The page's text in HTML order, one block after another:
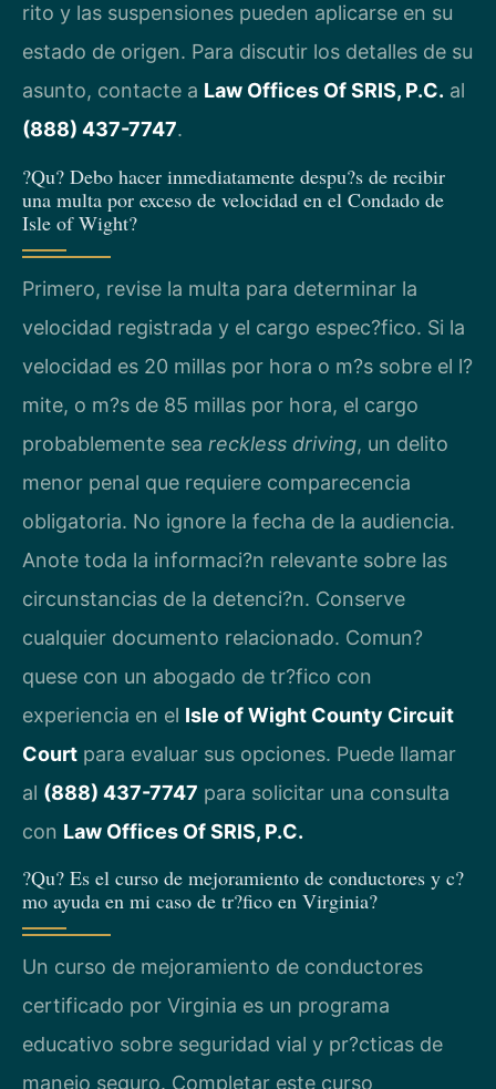
rito y las suspensiones pueden aplicarse en su
estado de origen. Para discutir los detalles de su
asunto, contacte a Law Offices Of SRIS, P.C. al
(888) 437-7747.
?Qu? Debo hacer inmediatamente despu?s de recibir
una multa por exceso de velocidad en el Condado de
Isle of Wight?
Primero, revise la multa para determinar la
velocidad registrada y el cargo espec?fico. Si la
velocidad es 20 millas por hora o m?s sobre el l?
mite, o m?s de 85 millas por hora, el cargo
probablemente sea reckless driving, un delito
menor penal que requiere comparecencia
obligatoria. No ignore la fecha de la audiencia.
Anote toda la informaci?n relevante sobre las
circunstancias de la detenci?n. Conserve
cualquier documento relacionado. Comun?
quese con un abogado de tr?fico con
experiencia en el Isle of Wight County Circuit
Court para evaluar sus opciones. Puede llamar
al (888) 437-7747 para solicitar una consulta
con Law Offices Of SRIS, P.C.
?Qu? Es el curso de mejoramiento de conductores y c?
mo ayuda en mi caso de tr?fico en Virginia?
Un curso de mejoramiento de conductores
certificado por Virginia es un programa
educativo sobre seguridad vial y pr?cticas de
manejo seguro. Completar este curso